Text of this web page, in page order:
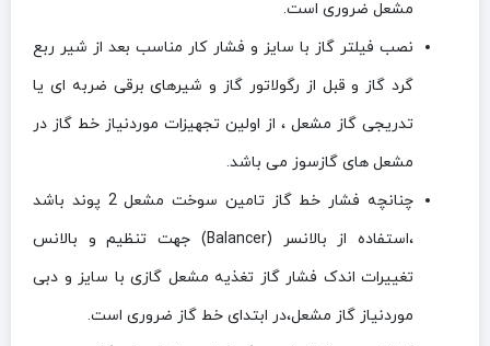
مشعل ضروری است.
نصب فیلتر گاز با سایز و فشار کار مناسب بعد از شیر ربع
گرد گاز و قبل از رگولاتور گاز و شیرهای برقی ضربه ای یا
تدریجی گاز مشعل ، از اولین تجهیزات موردنیاز خط گاز در
مشعل های گازسوز می باشد.
چنانچه فشار خط گاز تامین سوخت مشعل 2 پوند باشد
،استفاده از بالانسر (Balancer) جهت تنظیم و بالانس
تغییرات اندک فشار گاز تغذیه مشعل گازی با سایز و دبی
موردنیاز گاز مشعل،در ابتدای خط گاز ضروری است.